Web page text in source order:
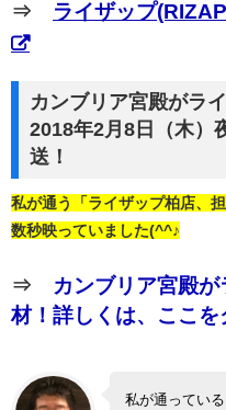
⇒ ライザップ
カンブリア宮殿がラ
2018年2月8日（木）
送！
私が通う「ライザップ柏店、
数秒映っていました(^^♪
⇒ カンブリア宮殿
材！詳しくは、ここを
私が通ってい